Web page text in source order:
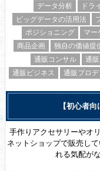
データ分析
ドラ
ビッグデータの活用法
ポジショニング
マー
商品企画
独自の価値提
通販コンサル
通
通販ビジネス
通販プロ
【初心者
手作りアクセサリーやオ
ネットショップで販売し
れる気配が